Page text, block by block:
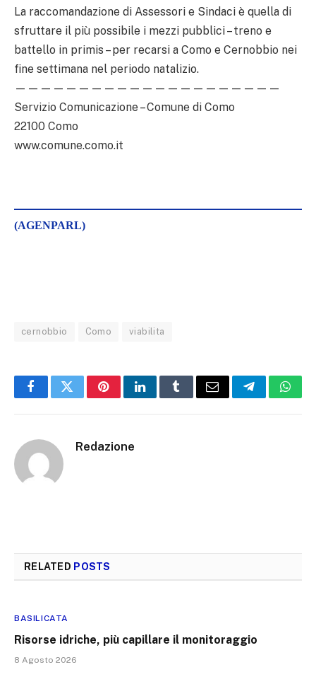
La raccomandazione di Assessori e Sindaci è quella di
sfruttare il più possibile i mezzi pubblici – treno e
battello in primis – per recarsi a Como e Cernobbio nei
fine settimana nel periodo natalizio.
—————————————————————
Servizio Comunicazione – Comune di Como
22100 Como
www.comune.como.it
(AGENPARL)
cernobbio Como viabilita
FacebookTwitterPinterestLinkedInTumblrEmail Telegram
Redazione
RELATED POSTS
BASILICATA
Risorse idriche, più capillare il monitoraggio
8 Agosto 2026